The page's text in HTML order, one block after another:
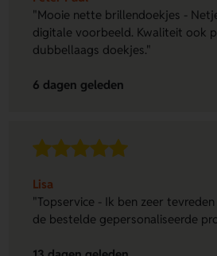
"Mooie nette brillendoekjes -
digitale voorbeeld. Kwaliteit ook
dubbellaags doekjes."
6 dagen geleden
Lisa
"Topservice - Ik ben zeer
de bestelde gepersonaliseerde